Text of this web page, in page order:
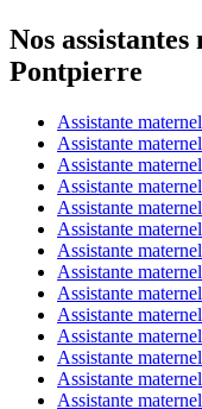
Nos
Pontpierre
Assistante
Assistante
Assistante
Assistante
Assistante
Assistante
Assistante
Assistante
Assistante
Assistante
Assistante
Assistante
Assistante
Assistante